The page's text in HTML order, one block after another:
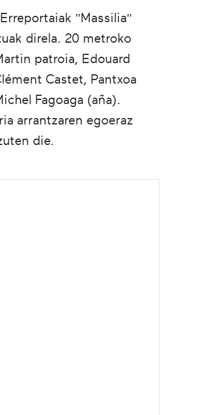
"Massilia"
direla. 20 metroko
patroia, Edouard
Castet, Pantxoa
Fagoaga (aña).
arrantzaren egoeraz
die.